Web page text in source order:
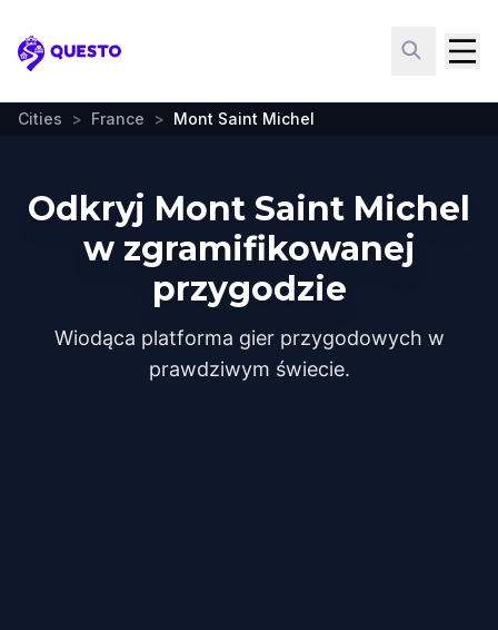
Questo
Cities > France > Mont Saint Michel
Odkryj Mont Saint Michel
w zgramifikowanej
przygodzie
Wiodąca platforma gier przygodowych w
prawdziwym świecie.